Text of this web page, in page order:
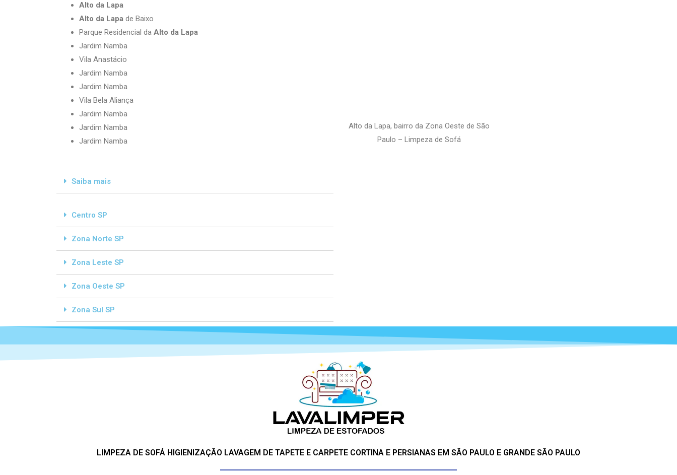
Alto da Lapa
Alto da Lapa de Baixo
Parque Residencial da Alto da Lapa
Jardim Namba
Vila Anastácio
Jardim Namba
Jardim Namba
Vila Bela Aliança
Jardim Namba
Jardim Namba
Jardim Namba
Saiba mais
Centro SP
Zona Norte SP
Zona Leste SP
Zona Oeste SP
Zona Sul SP
Alto da Lapa, bairro da Zona Oeste de São
Paulo – Limpeza de Sofá
LIMPEZA DE SOFÁ HIGIENIZAÇÃO LAVAGEM DE TAPETE E CARPETE CORTINA E PERSIANAS EM SÃO PAULO E GRANDE SÃO PAULO